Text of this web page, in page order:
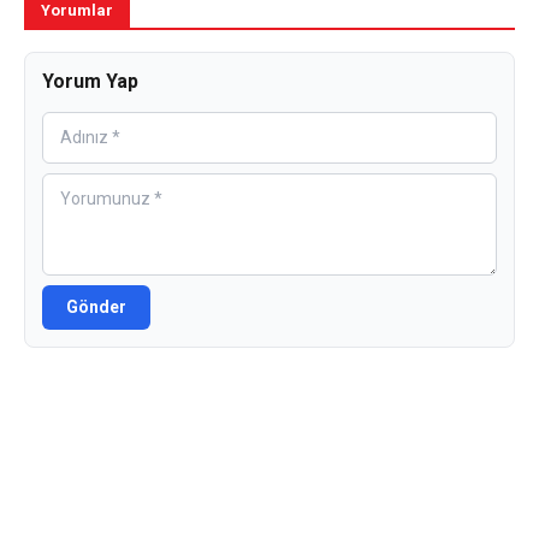
Yorumlar
Yorum Yap
Gönder